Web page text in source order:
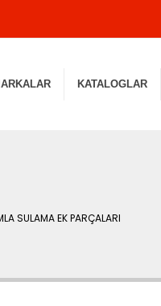
KATALOGLAR
SULAMA EK PARÇALARI